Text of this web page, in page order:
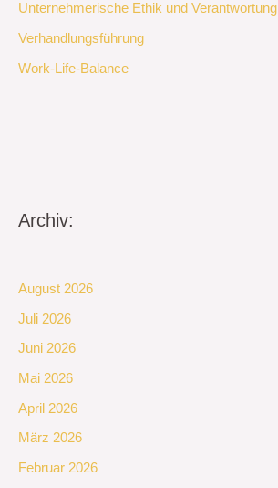
Unternehmerische Ethik und Verantwortung
Verhandlungsführung
Work-Life-Balance
Archiv:
August 2026
Juli 2026
Juni 2026
Mai 2026
April 2026
März 2026
Februar 2026